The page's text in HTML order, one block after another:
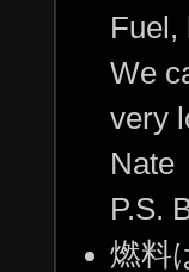
Fuel,
We
very
Nate
P.S.
燃料